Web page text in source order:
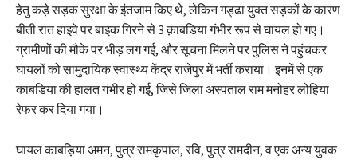
हेतु कड़े सड़क सुरक्षा के इंतजाम किए थे, लेकिन गड्ढा युक्त सड़कों के कारण
बीती रात हाइवे पर बाइक गिरने से 3 क़ाबडिया गंभीर रूप से घायल हो गए।
ग्रामीणों की मौके पर भीड़ लग गई, और सूचना मिलने पर पुलिस ने पहुंचकर
घायलों को सामुदायिक स्वास्थ्य केंद्र राजेपुर में भर्ती कराया। इनमें से एक
काबडिया की हालत गंभीर हो गई, जिसे जिला अस्पताल राम मनोहर लोहिया
रेफर कर दिया गया।
घायल काबड़िया अमन, पुत्र रामकृपाल, रवि, पुत्र रामदीन, व एक अन्य युवक